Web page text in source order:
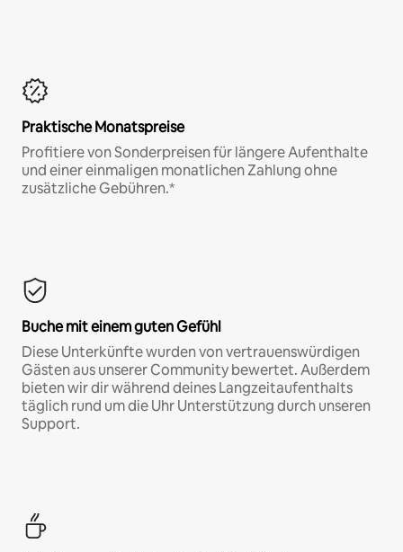
Praktische Monatspreise
Profitiere von Sonderpreisen für längere Aufenthalte
und einer einmaligen monatlichen Zahlung ohne
zusätzliche Gebühren.*
Buche mit einem guten Gefühl
Diese Unterkünfte wurden von vertrauenswürdigen
Gästen aus unserer Community bewertet. Außerdem
bieten wir dir während deines Langzeitaufenthalts
täglich rund um die Uhr Unterstützung durch unseren
Support.